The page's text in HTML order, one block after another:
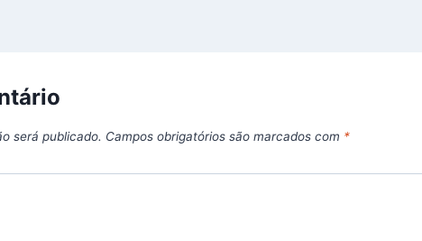
será publicado. Campos obrigatórios são marcados com *